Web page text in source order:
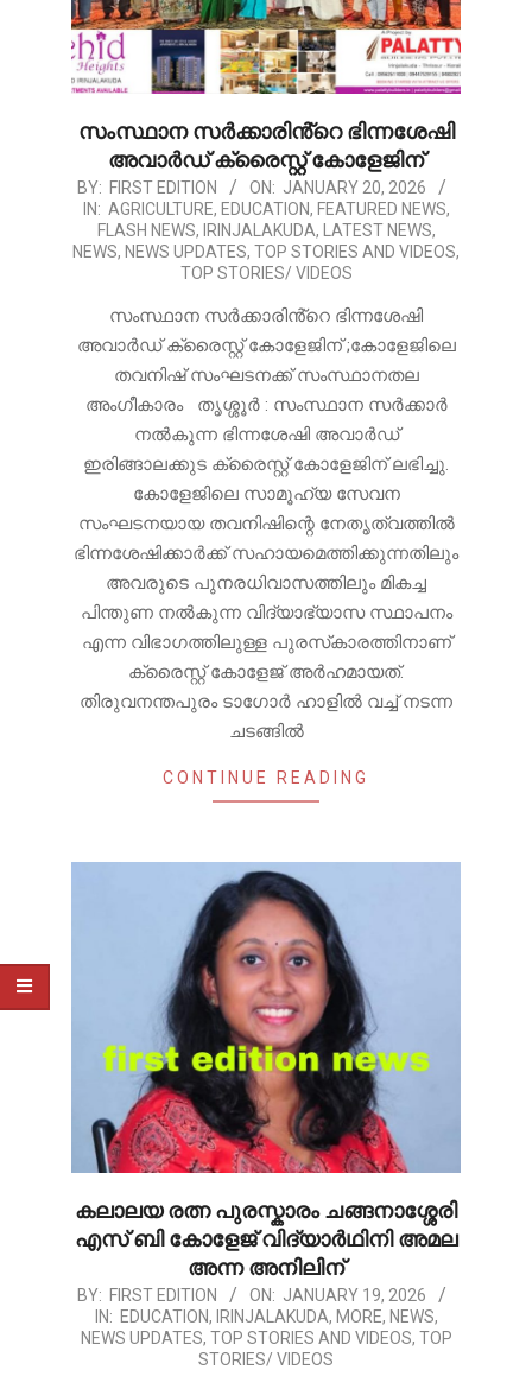
സംസ്ഥാന സർക്കാരിൻ്റെ ഭിന്നശേഷി
അവാർഡ് ക്രൈസ്റ്റ് കോളേജിന്
2026-
01-
20
BY: FIRST EDITION ON: JANUARY 20, 2026
IN: AGRICULTURE, EDUCATION, FEATURED NEWS,
FLASH NEWS, IRINJALAKUDA, LATEST NEWS,
NEWS, NEWS UPDATES, TOP STORIES AND VIDEOS,
TOP STORIES/ VIDEOS
സംസ്ഥാന സർക്കാരിൻ്റെ ഭിന്നശേഷി
അവാർഡ് ക്രൈസ്റ്റ് കോളേജിന് ;കോളേജിലെ
തവനിഷ് സംഘടനക്ക് സംസ്ഥാനതല
അംഗീകാരം തൃശ്ശൂർ : സംസ്ഥാന സർക്കാർ
നൽകുന്ന ഭിന്നശേഷി അവാർഡ്
ഇരിങ്ങാലക്കുട ക്രൈസ്റ്റ് കോളേജിന് ലഭിച്ചു.
കോളേജിലെ സാമൂഹ്യ സേവന
സംഘടനയായ തവനിഷിന്റെ നേതൃത്വത്തിൽ
ഭിന്നശേഷിക്കാർക്ക് സഹായമെത്തിക്കുന്നതിലും
അവരുടെ പുനരധിവാസത്തിലും മികച്ച
പിന്തുണ നൽകുന്ന വിദ്യാഭ്യാസ സ്ഥാപനം
എന്ന വിഭാഗത്തിലുള്ള പുരസ്‌കാരത്തിനാണ്
ക്രൈസ്റ്റ് കോളേജ് അർഹമായത്.
തിരുവനന്തപുരം ടാഗോർ ഹാളിൽ വച്ച് നടന്ന
ചടങ്ങിൽ
CONTINUE READING
കലാലയ രത്ന പുരസ്കാരം ചങ്ങനാശ്ശേരി
എസ് ബി കോളേജ് വിദ്യാർഥിനി അമല
അന്ന അനിലിന്
2026-
01-
BY: FIRST EDITION ON: JANUARY 19, 2026
IN: EDUCATION, IRINJALAKUDA, MORE, NEWS,
NEWS UPDATES, TOP STORIES AND VIDEOS, TOP
STORIES/ VIDEOS